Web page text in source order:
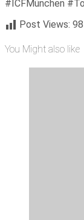
#ICFMünchen
Post Views:
You Might also like